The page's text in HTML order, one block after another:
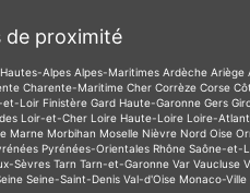
de proximité
Hautes-Alpes Alpes-Maritimes Ardèche Ariège
Charente-Maritime Cher Corrèze Corse
et-Loir Finistère Gard Haute-Garonne Gers
Loir-et-Cher Loire Haute-Loire Loire-
Marne Morbihan Moselle Nièvre Nord Oise
Pyrénées-Orientales Rhône Saône-et-
Sèvres Tarn Tarn-et-Garonne Var Vaucluse
Seine-Saint-Denis Val-d'Oise Monaco-Ville